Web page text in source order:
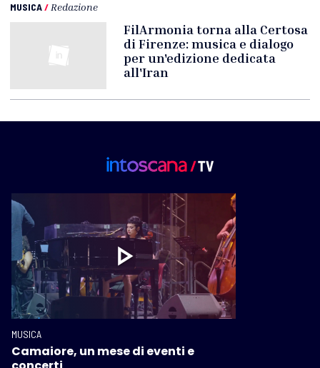
MUSICA/ Redazione
FilArmonia torna alla Certosa
di Firenze: musica e dialogo
per un'edizione dedicata
all'Iran
MUSICA
Camaiore, un mese di eventi e